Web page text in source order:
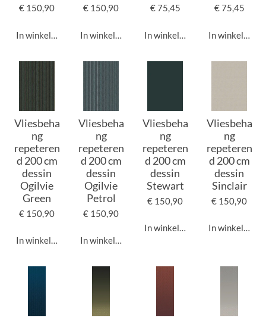
€ 150,90
In winkelwagen
€ 150,90
In winkelwagen
€ 75,45
In winkelwagen
€ 75,45
In
Vliesbeha
ng
repeteren
d 200 cm
dessin
Ogilvie
Green
€ 150,90
In winkelwagen
Vliesbeha
ng
repeteren
d 200 cm
dessin
Ogilvie
Petrol
€ 150,90
In winkelwagen
Vliesbeha
ng
repeteren
d 200 cm
dessin
Stewart
€ 150,90
In winkelwagen
Vliesbeha
ng
repeteren
d 200 cm
dessin
Sinclair
€ 150,90
In